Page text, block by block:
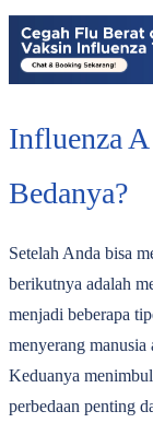
Influenza
Bedanya?
Setelah Anda bisa
berikutnya adalah
menjadi beberapa
menyerang
Keduanya
perbedaan penting